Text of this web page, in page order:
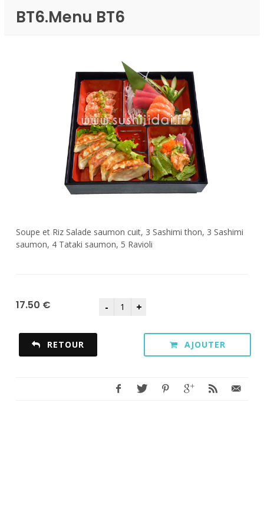
BT6.Menu BT6
Soupe et Riz Salade saumon cuit, 3 Sashimi thon, 3 Sashimi
saumon, 4 Tataki saumon, 5 Ravioli
17.50 €
RETOUR AJOUTER